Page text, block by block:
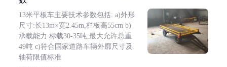
13米平板车主要技术参数包括: a)外形
尺寸:长13m×宽2.45m,栏板高55cm b)
承载能力:标载30-35吨,最大允许总重
49吨 c)符合国家道路车辆外廓尺寸及
轴荷限值标准